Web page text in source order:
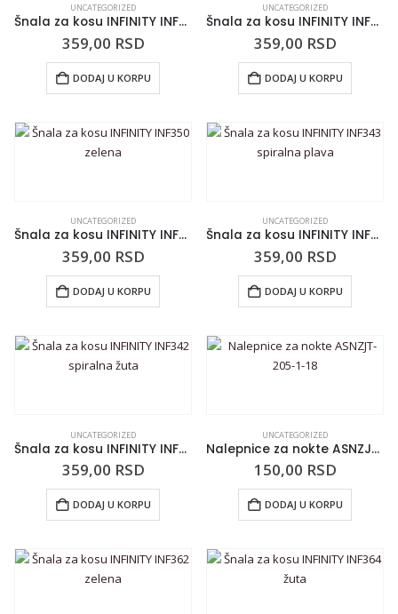
UNCATEGORIZED
Šnala za kosu INFINITY INF356 narandžasta
359,00 RSD
DODAJ U KORPU
UNCATEGORIZED
Šnala za kosu INFINITY INF351 plava
359,00 RSD
DODAJ U KORPU
UNCATEGORIZED
Šnala za kosu INFINITY INF350 zelena
359,00 RSD
DODAJ U KORPU
UNCATEGORIZED
Šnala za kosu INFINITY INF343 spiralna plava
359,00 RSD
DODAJ U KORPU
UNCATEGORIZED
Šnala za kosu INFINITY INF342 spiralna žuta
359,00 RSD
DODAJ U KORPU
UNCATEGORIZED
Nalepnice za nokte ASNZJT-205-1-18
150,00 RSD
DODAJ U KORPU